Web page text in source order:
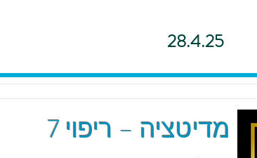
28.4.25
מדיטציה – ריפוי 7